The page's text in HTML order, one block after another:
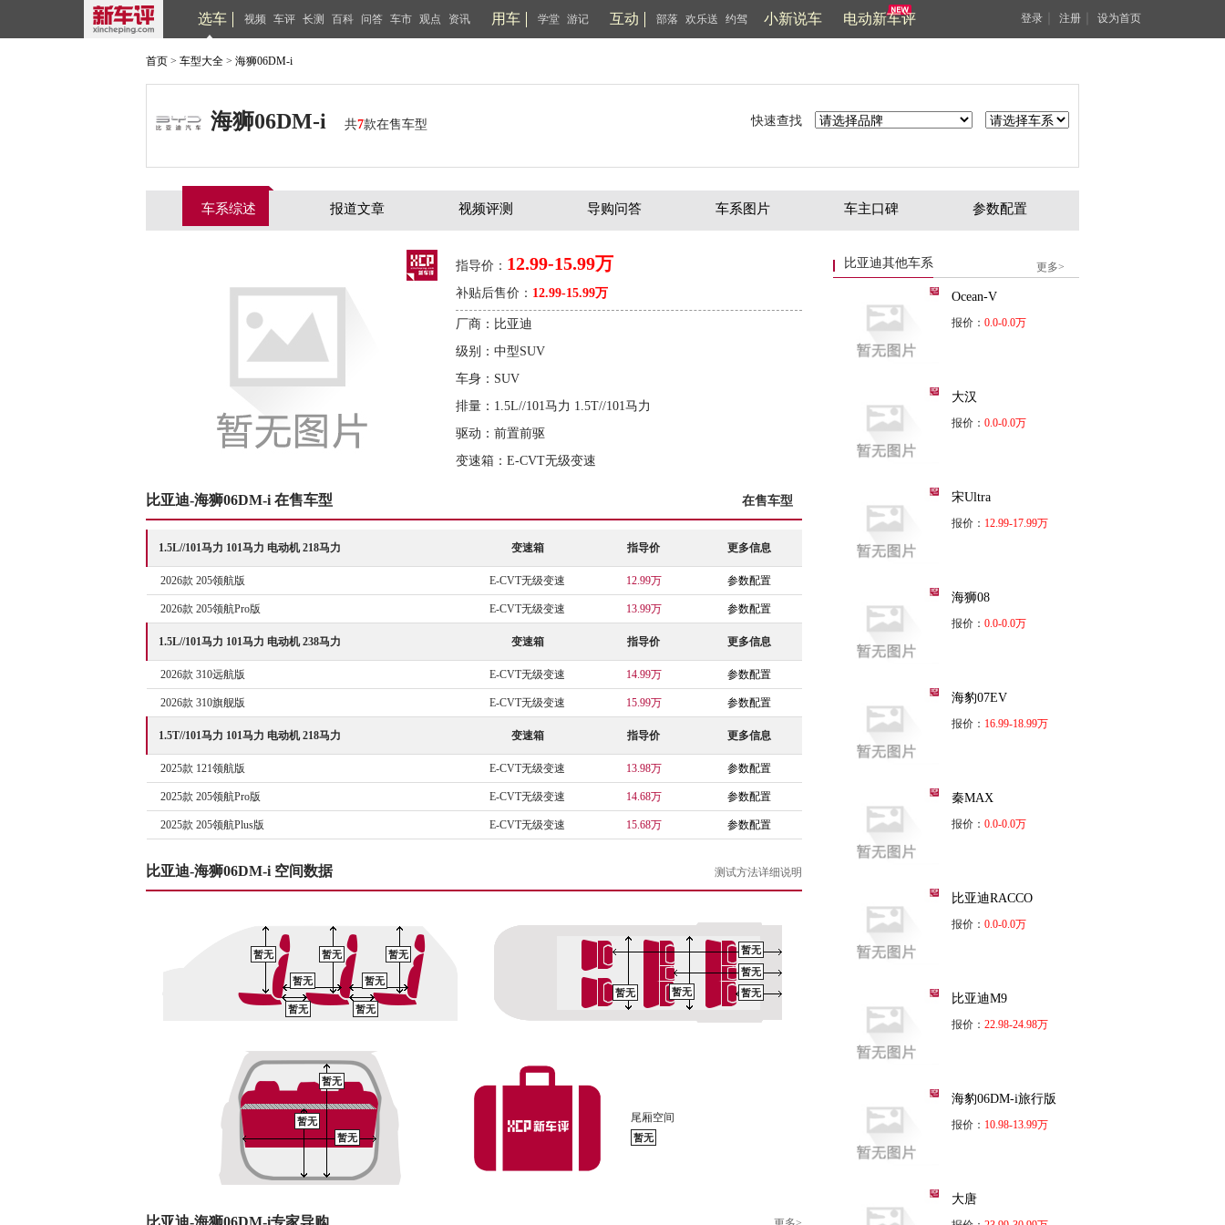
选车 视频 车评 长测 百科 问答 车市 观点 资讯 用车 学堂 游记 互动 部落 欢乐送 约驾 小新说车 电动新车评 登录 注册 设为首页
首页 > 车型大全 > 海狮06DM-i
海狮06DM-i 共7款在售车型 快速查找
车系综述 报道文章 视频评测 导购问答 车系图片 车主口碑 参数配置
指导价： 12.99-15.99万
补贴后售价： 12.99-15.99万
厂商：比亚迪
级别：中型SUV
车身：SUV
排量：1.5L//101马力 1.5T//101马力
驱动：前置前驱
变速箱：E-CVT无级变速
在售车型
比亚迪-海狮06DM-i 在售车型
1.5L//101马力 101马力 电动机 218马力 变速箱 指导价 更多信息
2026款 205领航版 E-CVT无级变速 12.99万 参数配置
2026款 205领航Pro版 E-CVT无级变速 13.99万 参数配置
1.5L//101马力 101马力 电动机 238马力 变速箱 指导价 更多信息
2026款 310远航版 E-CVT无级变速 14.99万 参数配置
2026款 310旗舰版 E-CVT无级变速 15.99万 参数配置
1.5T//101马力 101马力 电动机 218马力 变速箱 指导价 更多信息
2025款 121领航版 E-CVT无级变速 13.98万 参数配置
2025款 205领航Pro版 E-CVT无级变速 14.68万 参数配置
2025款 205领航Plus版 E-CVT无级变速 15.68万 参数配置
测试方法详细说明
比亚迪-海狮06DM-i 空间数据
暂无 暂无 暂无
暂无
暂无 暂无
暂无
暂无
暂无
暂无
暂无
暂无
暂无
暂无
暂无
尾厢空间
暂无
比亚迪-海狮06DM-i专家导购
比亚迪其他车系 更多>
Ocean-V
报价： 0.0-0.0万
大汉
报价： 0.0-0.0万
宋Ultra
报价： 12.99-17.99万
海狮08
报价： 0.0-0.0万
海豹07EV
报价： 16.99-18.99万
秦MAX
报价： 0.0-0.0万
比亚迪RACCO
报价： 0.0-0.0万
比亚迪M9
报价： 22.98-24.98万
海豹06DM-i旅行版
报价： 10.98-13.99万
大唐